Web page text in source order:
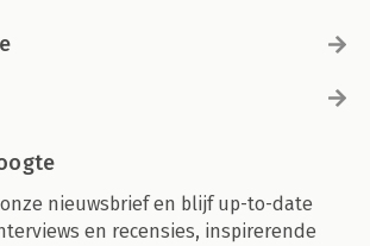
nieuwsbrief en blijf up-to-date
en recensies, inspirerende